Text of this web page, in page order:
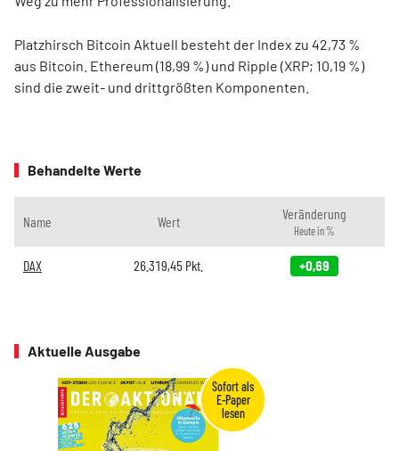
Platzhirsch Bitcoin Aktuell besteht der Index zu 42,73 %
aus Bitcoin. Ethereum (18,99 %) und Ripple (XRP; 10,19 %)
sind die zweit- und drittgrößten Komponenten.
Behandelte Werte
Name Wert Veränderung
Heute in %
DAX 26.319,45 Pkt. +0,69
Aktuelle Ausgabe